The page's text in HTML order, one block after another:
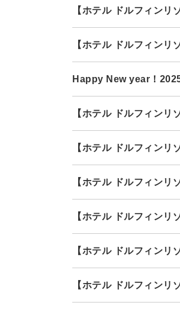
【ホテル ドルフィンリ
【ホテル ドルフィン
Happy New year！
【ホテル ドルフィンリ
【ホテル ドルフィン
【ホテル ドルフィン
【ホテル ドルフィン
【ホテル ドルフィン
【ホテル ドルフィン